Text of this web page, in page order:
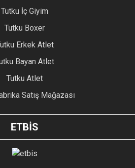
Tutku İç Giyim
Tutku Boxer
Erkek Atlet
Bayan Atlet
Tutku Atlet
Satış Mağazası
ETBİS